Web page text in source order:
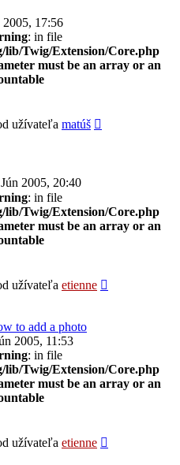
2005, 17:56
: in file
Twig/Extension/Core.php
must be an array or an
užívateľa matúš
2005, 20:40
: in file
Twig/Extension/Core.php
must be an array or an
užívateľa etienne
to add a photo
2005, 11:53
: in file
Twig/Extension/Core.php
must be an array or an
užívateľa etienne